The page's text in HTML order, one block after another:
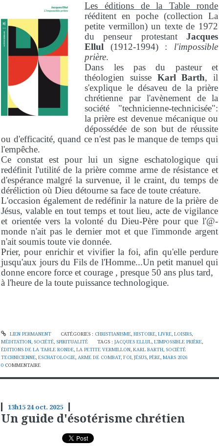
Les éditions de la Table ronde
rééditent en poche (collection La
petite vermillon) un texte de 1972
du penseur protestant Jacques
Ellul (1912-1994) : l'impossible
prière.
Dans les pas du pasteur et
théologien suisse Karl Barth, il
s'explique le désaveu de la prière
chrétienne par l'avènement de la
société "technicienne-technicisée":
la prière est devenue mécanique ou
dépossédée de son but de réussite
ou d'efficacité, quand ce n'est pas le manque de temps qui
l'empêche.
Ce constat est pour lui un signe eschatologique qui
redéfinit l'utilité de la prière comme arme de résistance et
d'espérance malgré la survenue, il le craint, du temps de
déréliction où Dieu détourne sa face de toute créature.
L'occasion également de redéfinir la nature de la prière de
Jésus, valable en tout temps et tout lieu, acte de vigilance
et orientée vers la volonté du Dieu-Père pour que l'@-
monde n'ait pas le dernier mot et que l'immonde argent
n'ait soumis toute vie donnée.
Prier, pour enrichir et vivifier la foi, afin qu'elle perdure
jusqu'aux jours du Fils de l'Homme...Un petit manuel qui
donne encore force et courage , presque 50 ans plus tard,
à l'heure de la toute puissance technologique.
LIEN PERMANENT CATÉGORIES : CHRISTIANISME, HISTOIRE, LIVRE, LOISIRS,
MÉDITATION, SOCIÉTÉ, SPIRITUALITÉ TAGS :JACQUES ELLUL,L'IMPOSSIBLE PRIÈRE,
ÉDITIONS DE LA TABLE RONDE, LA PETITE VERMILLON, KARL BARTH, SOCIÉTÉ
TECHNICIENNE, ESCHATOLOGIE, ARME DE COMBAT, FOI, JÉSUS, PÈRE, MARS 2026
0 COMMENTAIRE
13h15 24 oct. 2025
Un guide d'ésotérisme chrétien